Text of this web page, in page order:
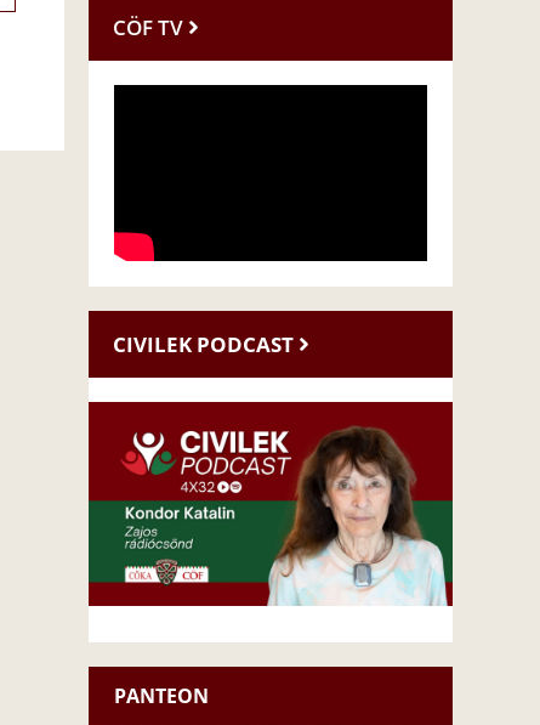
CÖF TV
CIVILEK PODCAST
PANTEON